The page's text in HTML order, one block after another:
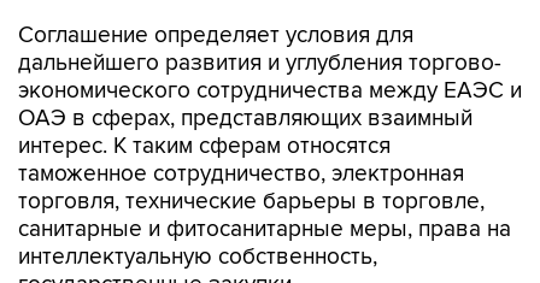
Соглашение определяет условия для
дальнейшего развития и углубления торгово-
экономического сотрудничества между ЕАЭС и
ОАЭ в сферах, представляющих взаимный
интерес. К таким сферам относятся
таможенное сотрудничество, электронная
торговля, технические барьеры в торговле,
санитарные и фитосанитарные меры, права на
интеллектуальную собственность,